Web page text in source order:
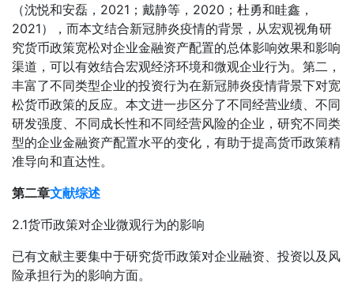
（沈悦和安磊，2021；戴静等，2020；杜勇和眭鑫，
2021），而本文结合新冠肺炎疫情的背景，从宏观视角研
究货币政策宽松对企业金融资产配置的总体影响效果和影响
渠道，可以有效结合宏观经济环境和微观企业行为。第二，
丰富了不同类型企业的投资行为在新冠肺炎疫情背景下对宽
松货币政策的反应。本文进一步区分了不同经营业绩、不同
研发强度、不同成长性和不同经营风险的企业，研究不同类
型的企业金融资产配置水平的变化，有助于提高货币政策精
准导向和直达性。
第二章文献综述
2.1货币政策对企业微观行为的影响
已有文献主要集中于研究货币政策对企业融资、投资以及风
险承担行为的影响方面。